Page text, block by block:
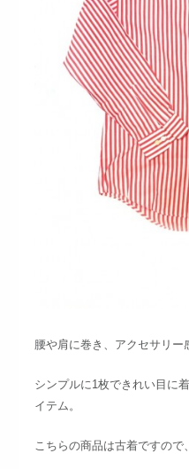
腰や肩に巻き、アクセサリ
シンプルに1枚できれい目に
イテム。
こちらの商品は古着ですので